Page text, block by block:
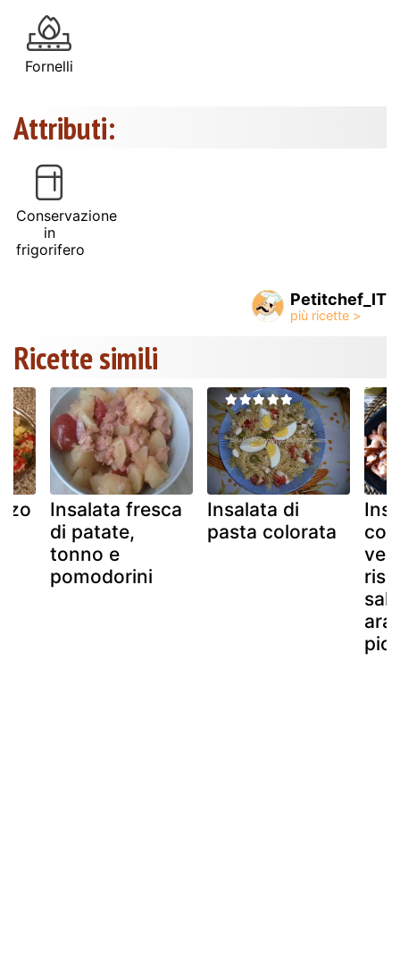
Fornelli
Attributi:
Conservazione
in
frigorifero
Petitchef_IT
Ricette simili
Insalata fresca
di patate,
tonno e
pomodorini
Insalata di
pasta colorata